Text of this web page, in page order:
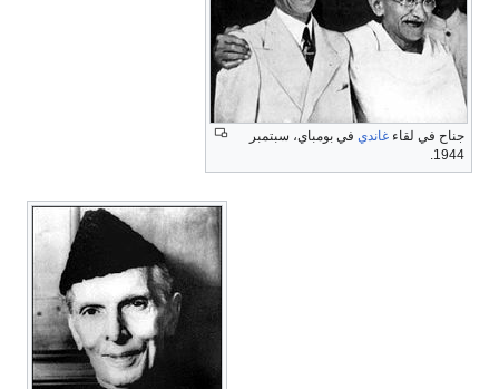
جناح في لقاء غاندي في بومباي، سبتمبر
1944.